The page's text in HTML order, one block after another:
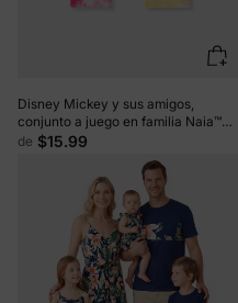
Disney Mickey y sus amigos,
conjunto a juego en familia Naia™
con estampado a cuadros de
mangas/body, multicolor
de $15.99